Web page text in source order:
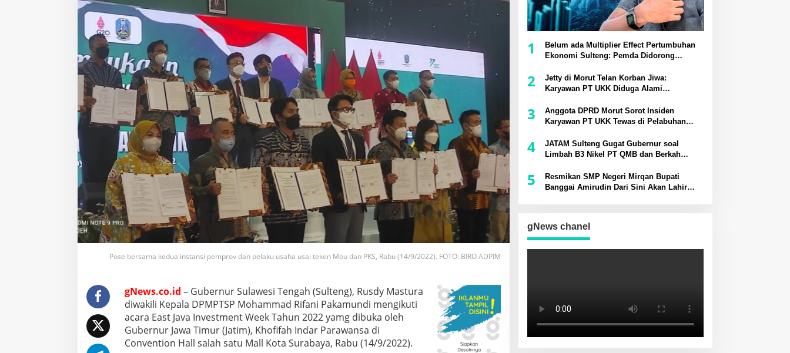
Pose bersama kedua instansi pemprov dan pelaku usaha usai teken Mou dan PKS, Rabu (14/9/2022). FOTO: BIRO ADPIM
gNews.co.id – Gubernur Sulawesi Tengah (Sulteng), Rusdy Mastura
diwakili Kepala DPMPTSP Mohammad Rifani Pakamundi mengikuti
acara East Java Investment Week Tahun 2022 yamg dibuka oleh
Gubernur Jawa Timur (Jatim), Khofifah Indar Parawansa di
Convention Hall salah satu Mall Kota Surabaya, Rabu (14/9/2022).
1
Belum ada Multiplier Effect Pertumbuhan
Ekonomi Sulteng: Pemda Didorong
2
Jetty di Morut Telan Korban Jiwa:
Karyawan PT UKK Diduga Alami
3
Anggota DPRD Morut Sorot Insiden
Karyawan PT UKK Tewas di Pelabuhan
4
JATAM Sulteng Gugat Gubernur soal
Limbah B3 Nikel PT QMB dan Berkah
5
Resmikan SMP Negeri Mirqan Bupati
Banggai Amirudin Dari Sini Akan Lahir
gNews chanel